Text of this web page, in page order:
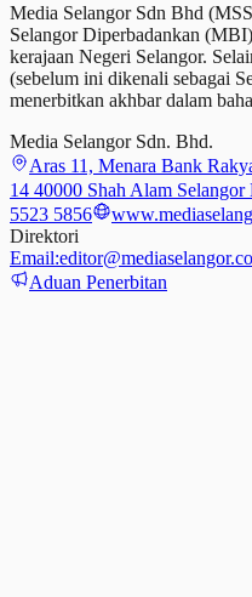
Media Selangor Sdn Bhd
Selangor Diperbadankan
kerajaan Negeri Selangor.
(sebelum ini dikenali sebagai
menerbitkan akhbar dalam
Media Selangor Sdn. Bhd.
Aras 11, Menara Bank
14 40000 Shah Alam Selangor
5523 5856
Direktori
Email:
Aduan Penerbitan